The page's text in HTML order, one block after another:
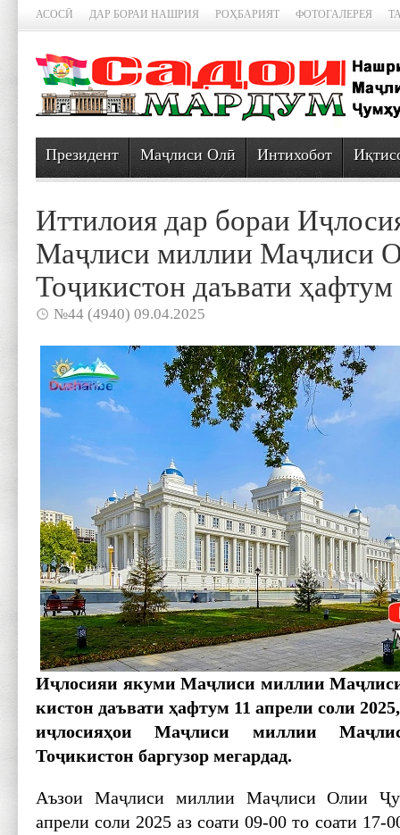
АСОСӢ ДАР БОРАИ НАШРИЯ РОҲБАРИЯТ ФОТОГАЛЕРЕЯ
Президент Маҷлиси Олӣ Интихобот
Иттилоия дар бораи
Маҷлиси миллии Маҷлиси
Тоҷикистон даъвати ҳафтум
№44 (4940) 09.04.2025
Иҷлосияи якуми Маҷлиси миллии Маҷ
кистон даъвати ҳафтум 11 апрели соли
иҷлосияҳои Маҷлиси миллии Маҷ
Тоҷикистон баргузор мегардад.
Аъзои Маҷлиси миллии Маҷлиси Олии
апрели соли 2025 аз соати 09-00 то соати 17-